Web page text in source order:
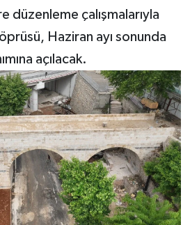
düzenleme çalışmalarıyla
Haziran ayı sonunda
açılacak.